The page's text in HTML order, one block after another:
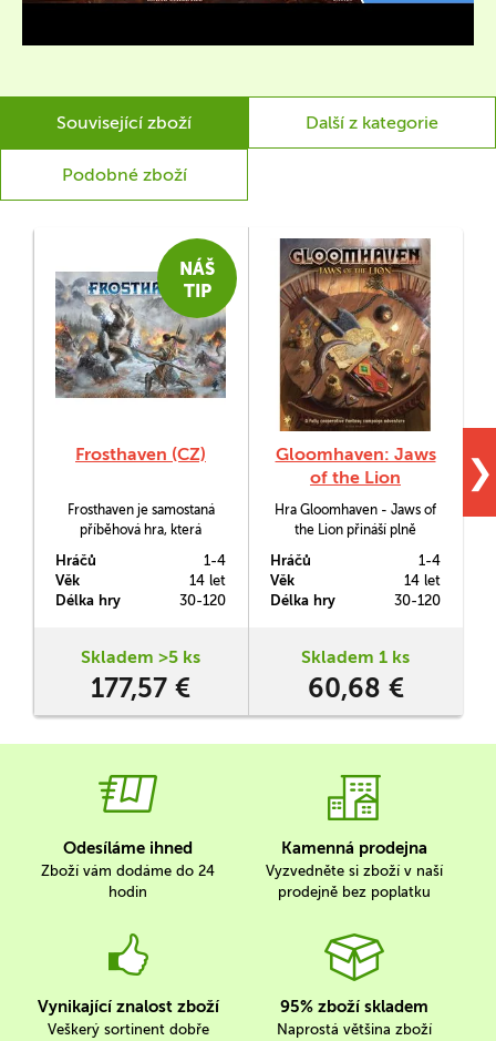
Související zboží Další z kategorie
Podobné zboží
Frosthaven (CZ)
Frosthaven je samostaná
příběhová hra, která
avšak zároveň umožňuje
oběma hrám postavy a
předměty vzájemně
kampaň se stovkou scénářů,
předměty, rasami i
Hráčů
1-4
Věk
14 let
Délka hry
30-120
Skladem >5 ks
177,57 €
NÁŠ
TIP
Gloomhaven: Jaws
of the Lion
Hra Gloomhaven - Jaws of
the Lion přináší plně
taktických soubojů
zasazených do jedinečného
fantasy světa. V roli
společně vydáte vstříc
plnému zapeklitých voleb,
Hráčů
1-4
Věk
14 let
Délka hry
30-120
Skladem 1 ks
60,68 €
❯
Odesíláme ihned
Zboží vám dodáme do 24
hodin
Kamenná prodejna
Vyzvedněte si zboží v naší
prodejně bez poplatku
Vynikající znalost zboží
Veškerý sortinent dobře
95% zboží skladem
Naprostá většina zboží